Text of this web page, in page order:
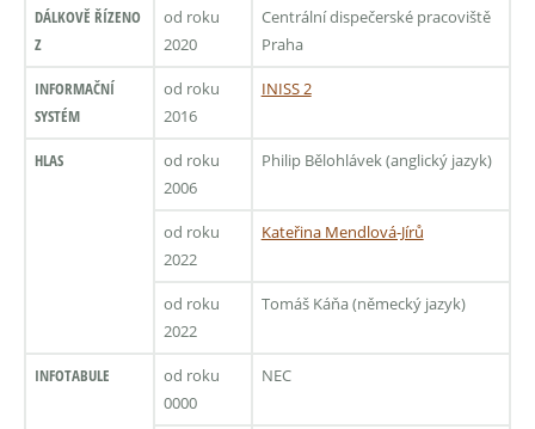
DÁLKOVĚ ŘÍZENO
Z
od roku
2020
Centrální dispečerské pracoviště
Praha
INFORMAČNÍ
SYSTÉM
od roku
2016
INISS 2
HLAS
od roku
2006
Philip Bělohlávek (anglický jazyk)
od roku
2022
Kateřina Mendlová-Jírů
od roku
2022
Tomáš Káňa (německý jazyk)
INFOTABULE
od roku
0000
NEC